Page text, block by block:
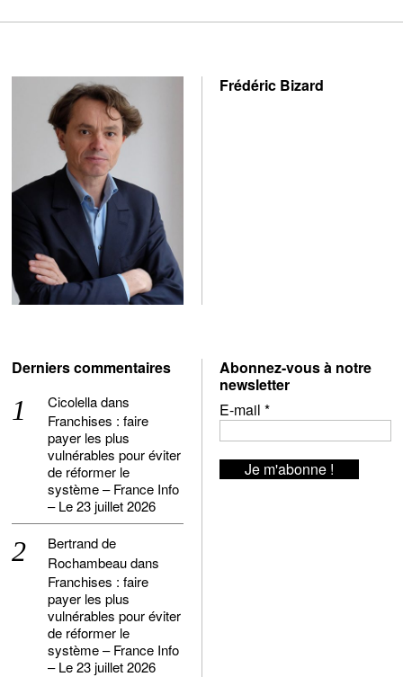
Frédéric Bizard
Derniers commentaires
Cicolelladans
Franchises : faire
payer les plus
vulnérables pour éviter
de réformer le
système – France Info
– Le 23 juillet 2026
Bertrand de
Rochambeaudans
Franchises : faire
payer les plus
vulnérables pour éviter
de réformer le
système – France Info
– Le 23 juillet 2026
Abonnez-vous à notre
newsletter
E-mail *